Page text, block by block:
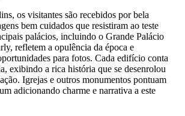
os visitantes são recebidos por bela
bem cuidados que resistiram ao teste
palácios, incluindo o Grande Palácio
refletem a opulência da época e
para fotos. Cada edifício conta
exibindo a rica história que se desenrolou
Igrejas e outros monumentos pontuam
adicionando charme e narrativa a este